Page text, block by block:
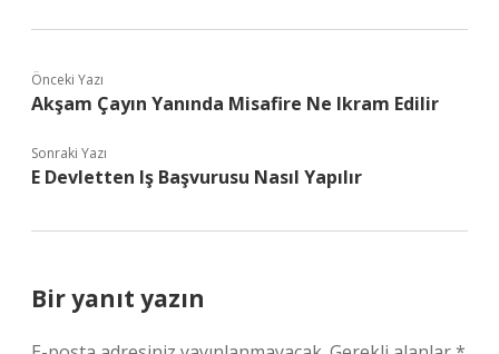
Önceki Yazı
Akşam Çayın Yanında Misafire Ne Ikram Edilir
Sonraki Yazı
E Devletten Iş Başvurusu Nasıl Yapılır
Bir yanıt yazın